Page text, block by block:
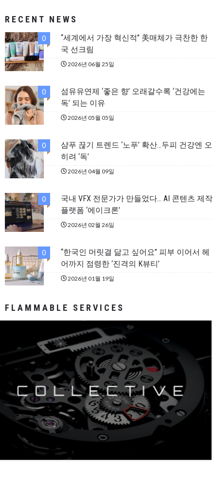
RECENT NEWS
0
“세계에서 가장 혁신적” 美매체가 극찬한 한
국 선크림
2026년 06월 25일
0
섬유유연제 ‘좋은 향’ 오래갈수록 ‘건강에는
독’ 되는 이유
2026년 05월 05일
0
샴푸 끊기 트렌드 ‘노푸’ 확산…두피 건강엔 오
히려 ‘독’
2026년 04월 09일
0
국내 VFX 전문가가 만들었다… AI 콘텐츠 제작
플랫폼 ‘에이크론’
2026년 02월 26일
0
“한국인 머릿결 닮고 싶어요” 피부 이어서 헤
어까지 점령한 ‘진격의 K뷰티’
2026년 01월 19일
FLAMMABLE SERVICES